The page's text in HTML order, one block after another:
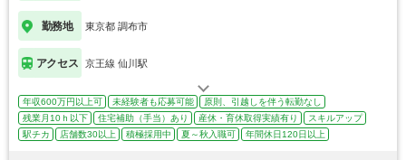
勤務地 東京都 調布市
アクセス 京王線 仙川駅
年収600万円以上可 未経験者も応募可能
原則、引越しを伴う転勤なし
残業月10ｈ以下
住宅補助（手当）あり 産休・育休取得実績有り
スキルアップ
駅チカ
店舗数30以上 積極採用中 夏～秋入職可 年間休日120日以上